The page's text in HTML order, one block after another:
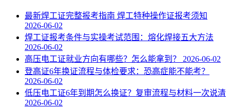
最新焊工证完整报考指南 焊工特种操作证报考须知
2026-06-02
焊工证报考条件与实操考试范围：熔化焊接五大方法
2026-06-02
高压电工证就业方向有哪些？怎么能拿到？ 2026-06-02
登高证6年换证流程与体检要求：恐高症能不能考？
2026-06-02
低压电工证6年到期怎么换证？复审流程与材料一次说清
2026-06-02